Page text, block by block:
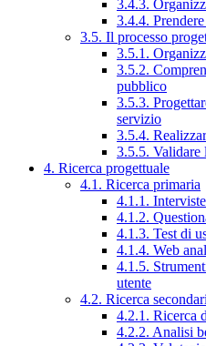
3.4.3.
3.4.4.
3.5. Il processo
3.5.1.
3.5.2.
pubblico
3.5.3.
servizio
3.5.4.
3.5.5. Validare
4. Ricerca progettuale
4.1. Ricerca primaria
4.1.1. Interviste
4.1.2.
4.1.3. Test di
4.1.4. Web
4.1.5.
utente
4.2. Ricerca
4.2.1. Ricerca
4.2.2. Analisi